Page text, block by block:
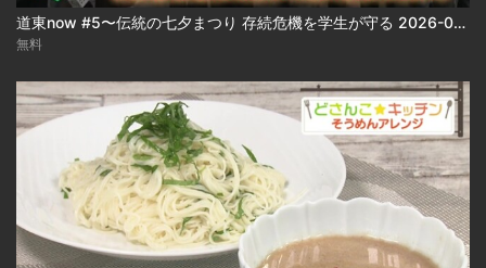
道東now #5〜伝統の七夕まつり 存続危機を学生が守る 2026-08-04
無料